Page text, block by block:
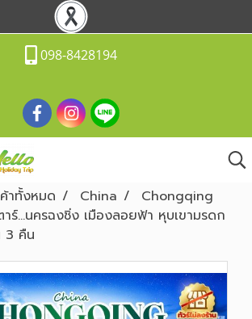
098-8428194
าทั้งหมด China
Chongqing
ร์...นครฉงชิ่ง เมืองลอยฟ้า หุบเขามรดก
3 คืน